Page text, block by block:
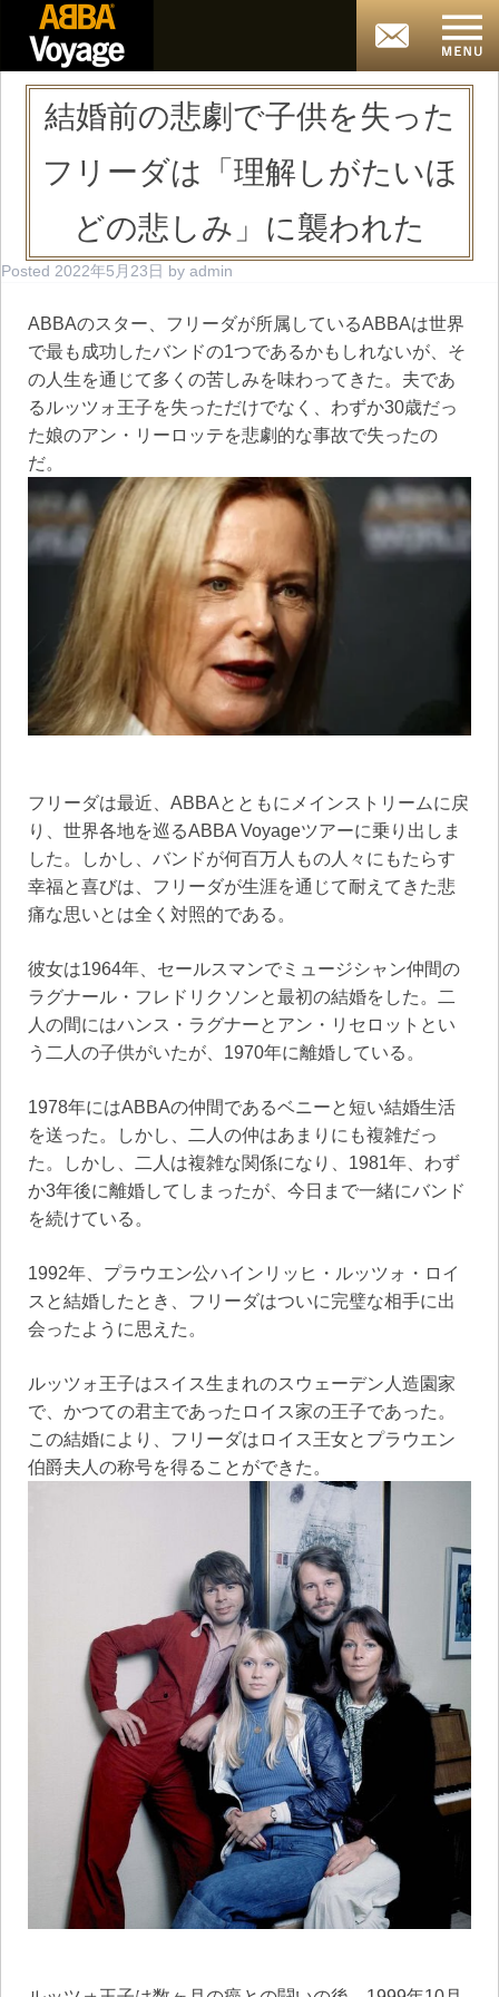
結婚前の悲劇で子供を失った
フリーダは「理解しがたいほ
どの悲しみ」に襲われた
Posted 2022年5月23日 by admin
ABBAのスター、フリーダが所属しているABBAは世界
で最も成功したバンドの1つであるかもしれないが、そ
の人生を通じて多くの苦しみを味わってきた。夫であ
るルッツォ王子を失っただけでなく、わずか30歳だっ
た娘のアン・リーロッテを悲劇的な事故で失ったの
だ。
フリーダは最近、ABBAとともにメインストリームに戻
り、世界各地を巡るABBA Voyageツアーに乗り出しま
した。しかし、バンドが何百万人もの人々にもたらす
幸福と喜びは、フリーダが生涯を通じて耐えてきた悲
痛な思いとは全く対照的である。
彼女は1964年、セールスマンでミュージシャン仲間の
ラグナール・フレドリクソンと最初の結婚をした。二
人の間にはハンス・ラグナーとアン・リセロットとい
う二人の子供がいたが、1970年に離婚している。
1978年にはABBAの仲間であるベニーと短い結婚生活
を送った。しかし、二人の仲はあまりにも複雑だっ
た。しかし、二人は複雑な関係になり、1981年、わず
か3年後に離婚してしまったが、今日まで一緒にバンド
を続けている。
1992年、プラウエン公ハインリッヒ・ルッツォ・ロイ
スと結婚したとき、フリーダはついに完璧な相手に出
会ったように思えた。
ルッツォ王子はスイス生まれのスウェーデン人造園家
で、かつての君主であったロイス家の王子であった。
この結婚により、フリーダはロイス王女とプラウエン
伯爵夫人の称号を得ることができた。